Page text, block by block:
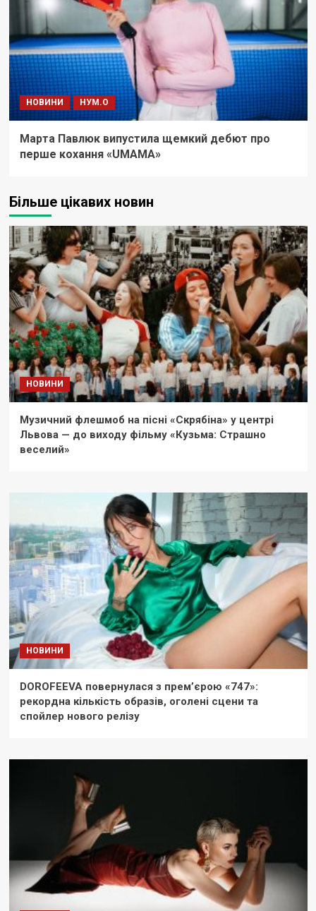
НОВИНИ НУМ.О
Марта Павлюк випустила щемкий дебют про
перше кохання «UМАМА»
Більше цікавих новин
НОВИНИ
Музичний флешмоб на пісні «Скрябіна» у центрі
Львова — до виходу фільму «Кузьма: Страшно
веселий»
НОВИНИ
DOROFEEVA повернулася з прем’єрою «747»:
рекордна кількість образів, оголені сцени та
спойлер нового релізу